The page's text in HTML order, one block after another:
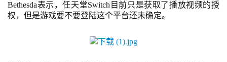
游
Bethesda表示，任天堂Switch目前只是获取了播放视频的授
权，但是游戏要不要登陆这个平台还未确定。